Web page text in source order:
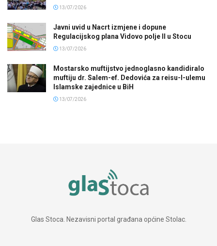
13/07/2026
Javni uvid u Nacrt izmjene i dopune
Regulacijskog plana Vidovo polje II u Stocu
13/07/2026
Mostarsko muftijstvo jednoglasno kandidiralo
muftiju dr. Salem-ef. Dedovića za reisu-l-ulemu
Islamske zajednice u BiH
13/07/2026
Glas Stoca. Nezavisni portal građana općine Stolac.